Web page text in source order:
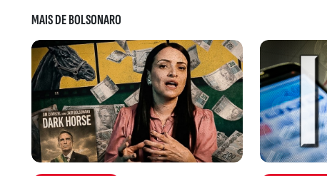
MAIS DE BOLSONARO